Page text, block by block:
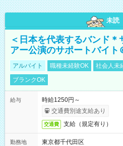
未読
＜日本を代表するバンド
アー公演のサポートバイト
アルバイト 職種未経験OK 社会人未
ブランクOK
給与
時給1250円～
交通費別途支給あり
交通費 支給（規定有り）
勤務地
東京都千代田区